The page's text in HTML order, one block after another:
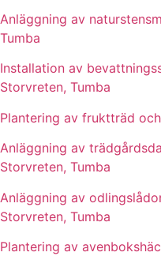
Anläggning av
Tumba
Installation av
Storvreten, Tumba
Plantering av fruktträd
Anläggning av
Storvreten, Tumba
Anläggning av
Storvreten, Tumba
Plantering av